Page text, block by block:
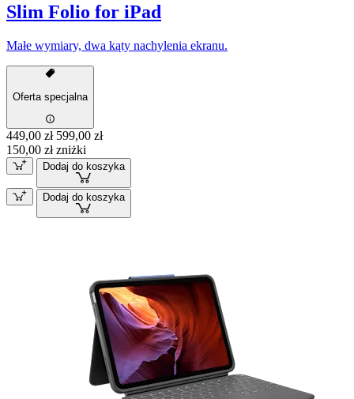
Slim Folio for iPad
Małe wymiary, dwa kąty nachylenia ekranu.
Oferta specjalna
449,00 zł 599,00 zł
150,00 zł zniżki
Dodaj do koszyka
Dodaj do koszyka